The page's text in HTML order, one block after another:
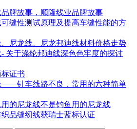
牌故事，顺隆线业品牌故事
缝性测试原理及提高车缝性能的方
尼龙线、尼龙邦迪线材料价格走势
关于涤纶邦迪线深色色牢度的探讨
证书
——针车线路不良，常用的六种简单
的尼龙线不是钓鱼用的尼龙线
织品缝纫线获瑞士蓝标认证